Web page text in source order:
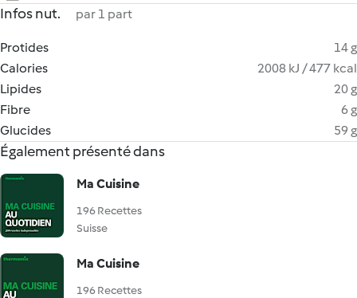
Infos nut. par 1 part
Protides
14 g
Calories
2008 kJ / 477 kcal
Lipides
20 g
Fibre
6 g
Glucides
59 g
Également présenté dans
Ma Cuisine
196 Recettes
Suisse
Ma Cuisine
196 Recettes